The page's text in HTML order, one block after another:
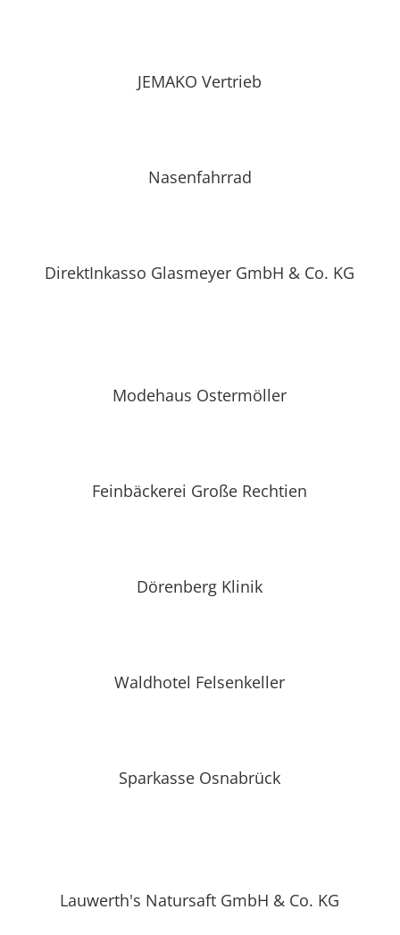
JEMAKO Vertrieb
Nasenfahrrad
DirektInkasso Glasmeyer GmbH & Co. KG
Modehaus Ostermöller
Feinbäckerei Große Rechtien
Dörenberg Klinik
Waldhotel Felsenkeller
Sparkasse Osnabrück
Lauwerth's Natursaft GmbH & Co. KG